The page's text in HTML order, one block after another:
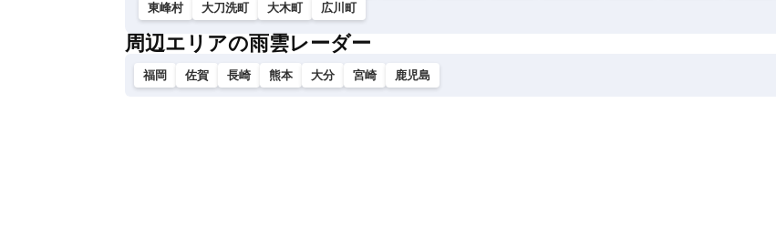
東峰村
大刀洗町 大木町 広川町
周辺エリアの雨雲レーダー
福岡 佐賀 長崎 熊本 大分 宮崎 鹿児島